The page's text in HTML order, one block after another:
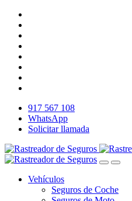
917 567 108
WhatsApp
Solicitar llamada
Vehículos
Seguros de Coche